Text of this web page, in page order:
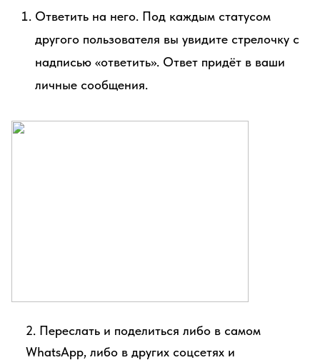
Ответить на него. Под каждым статусом
другого пользователя вы увидите стрелочку с
надписью «ответить». Ответ придёт в ваши
личные сообщения.
2. Переслать и поделиться либо в самом
WhatsApp, либо в других соцсетях и